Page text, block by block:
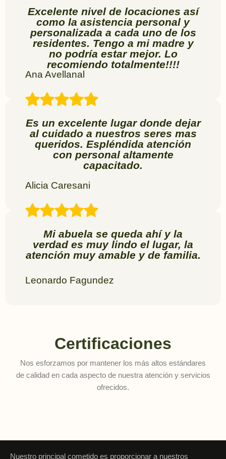
Excelente nivel de locaciones así
como la asistencia personal y
personalizada a cada uno de los
residentes. Tengo a mi madre y
no podría estar mejor. Lo
recomiendo totalmente!!!!
Ana Avellanal
Es un excelente lugar donde dejar
al cuidado a nuestros seres mas
queridos. Espléndida atención
con personal altamente
capacitado.
Alicia Caresani
Mi abuela se queda ahí y la
verdad es muy lindo el lugar, la
atención muy amable y de familia.
Leonardo Fagundez
Certificaciones
Nos esforzamos por mantener los más altos estándares
de calidad en cada aspecto de nuestra atención y servicios
ofrecidos.
Nuestro principal cometido es proporcionar a nuestros